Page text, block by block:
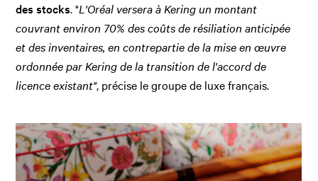
des stocks. "L'Oréal versera à Kering un montant
couvrant environ 70% des coûts de résiliation anticipée
et des inventaires, en contrepartie de la mise en œuvre
ordonnée par Kering de la transition de l'accord de
licence existant", précise le groupe de luxe français.